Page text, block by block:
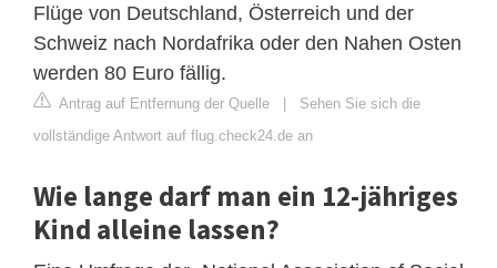
Flüge von Deutschland, Österreich und der
Schweiz nach Nordafrika oder den Nahen Osten
werden 80 Euro fällig.
Antrag auf Entfernung der Quelle | Sehen Sie sich die
vollständige Antwort auf flug.check24.de an
Wie lange darf man ein 12-jähriges
Kind alleine lassen?